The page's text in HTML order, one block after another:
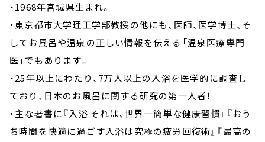
・1968年宮城県生まれ。
・東京都市大学理工学部教授の他にも、医師、医学博士、そ
してお風呂や温泉の正しい情報を伝える「温泉医療専門
医」でもあります。
・25年以上にわたり、7万人以上の入浴を医学的に調査し
ており、日本のお風呂に関する研究の第一人者！
・主な著書に『入浴 それは、世界一簡単な健康習慣』『おう
ち時間を快適に過ごす入浴は究極の疲労回復術』『最高の